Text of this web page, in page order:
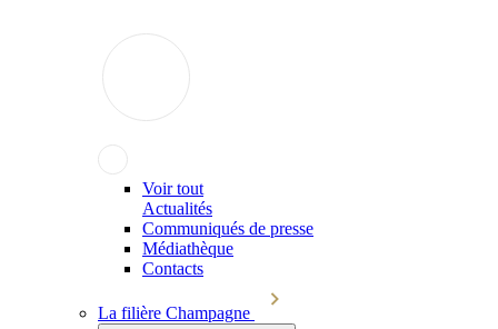
Voir tout
Actualités
Communiqués de presse
Médiathèque
Contacts
La filière Champagne